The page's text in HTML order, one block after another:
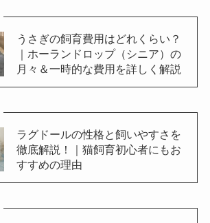
うさぎの飼育費用はどれくらい？
｜ホーランドロップ（シニア）の
月々＆一時的な費用を詳しく解説
ラグドールの性格と飼いやすさを
徹底解説！｜猫飼育初心者にもお
すすめの理由